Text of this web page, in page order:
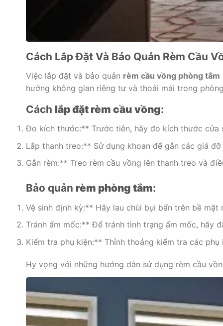
Cách Lắp Đặt Và Bảo Quản Rèm Cầu
Việc lắp đặt và bảo quản rèm cầu vồng phòng tắm
hưởng không gian riêng tư và thoải mái trong
Cách lắp đặt rèm cầu vồng:
Đo kích thước:** Trước tiên, hãy đo kích thước cửa
Lắp thanh treo:** Sử dụng khoan để gắn các giá
Gắn rèm:** Treo rèm cầu vồng lên thanh treo và
Bảo quản rèm phòng tắm:
Vệ sinh định kỳ:** Hãy lau chùi bụi bẩn trên bề
Tránh ẩm mốc:** Để tránh tình trạng ẩm mốc, hãy
Kiểm tra phụ kiện:** Thỉnh thoảng kiểm tra các
Hy vọng với những hướng dẫn sử dụng rèm cầu